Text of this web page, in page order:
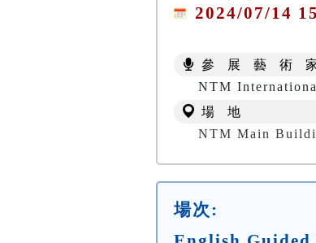
2024/07/14
參 展 藝 術
NTM
場 地
NTM Main
場次: